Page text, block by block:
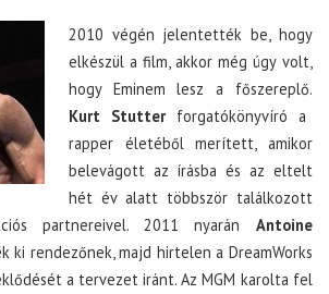
2010 végén jelentették be, hogy
elkészül a film, akkor még úgy volt,
hogy Eminem lesz a főszereplő.
Kurt Stutterforgatókönyvíró a
rapper életéből merített, amikor
belevágott az írásba és az eltelt
hét év alatt többször találkozott
partnereivel. 2011 nyarán Antoine
ki rendezőnek, majd hirtelen a DreamWorks
a tervezet iránt. Az MGM karolta fel